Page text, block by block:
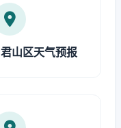
君山区天气预报